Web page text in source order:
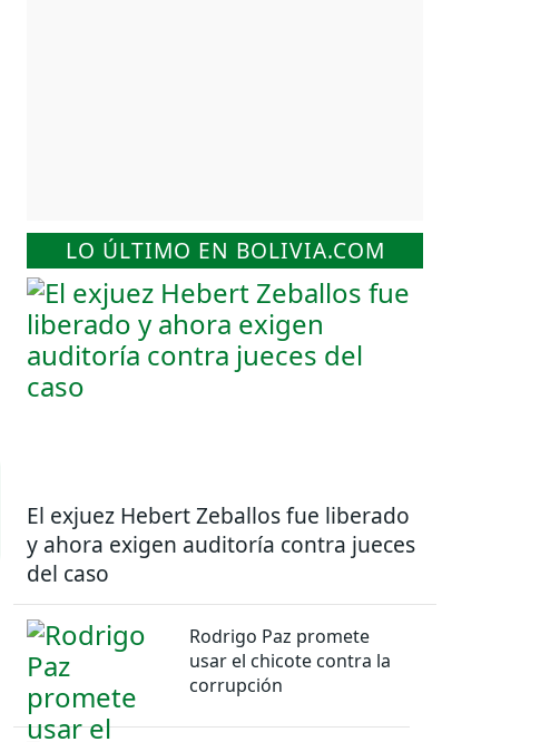
LO ÚLTIMO EN BOLIVIA.COM
El exjuez Hebert Zeballos fue liberado
y ahora exigen auditoría contra jueces
del caso
Rodrigo Paz promete
usar el chicote contra la
corrupción